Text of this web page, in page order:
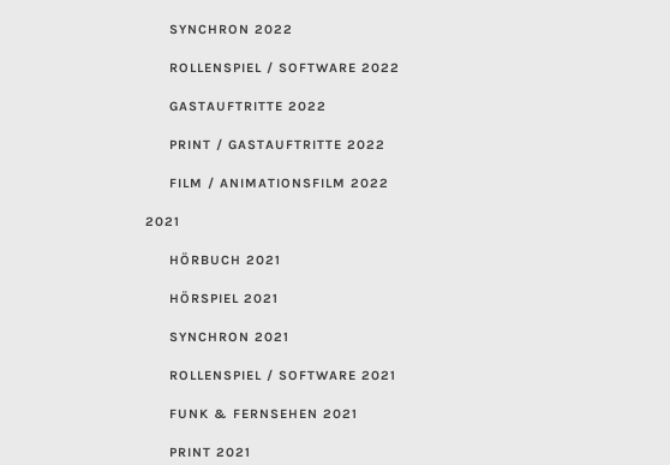
SYNCHRON 2022
ROLLENSPIEL / SOFTWARE 2022
GASTAUFTRITTE 2022
PRINT / GASTAUFTRITTE 2022
FILM / ANIMATIONSFILM 2022
2021
HÖRBUCH 2021
HÖRSPIEL 2021
SYNCHRON 2021
ROLLENSPIEL / SOFTWARE 2021
FUNK & FERNSEHEN 2021
PRINT 2021